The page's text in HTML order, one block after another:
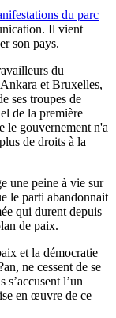
du parc
Il vient
son pays.
du
et Bruxelles,
ses troupes de
de la première
le gouvernement n'a
de droits à la
une peine à vie sur
le parti abandonnait
qui durent depuis
de paix.
et la démocratie
ne cessent de se
l’un
en œuvre de ce